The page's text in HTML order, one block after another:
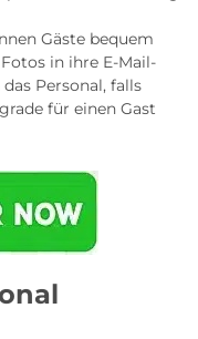
Gäste bequem
in ihre E-Mail-
Personal, falls
für einen Gast